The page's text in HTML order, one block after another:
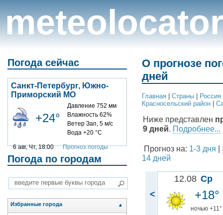
meteolocator
Погода сейчас
Санкт-Петербург, Южно-
Приморский МО
+24°
Давление 752 мм
Влажность 62%
Ветер Зап, 5 м/с
Вода +20 °C
6 авг, Чт, 18:00Прогноз погоды
Погода по городам
Избранные города ▲
О прогнозе
дней
Главная | Cтраны | Россия
Красносельский район |
Ниже представлен
9 дней Подробнее...
Прогноз на: 1-3 дня |
14 дней
<
12.08 Ср
+18°
ночью +11°